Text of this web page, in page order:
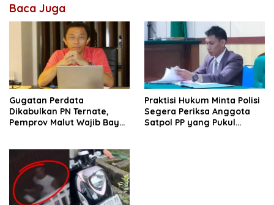
Baca Juga
Gugatan Perdata
Dikabulkan PN Ternate,
Pemprov Malut Wajib Bayar
Praktisi Hukum Minta Polisi
Segera Periksa Anggota
Satpol PP yang Pukul